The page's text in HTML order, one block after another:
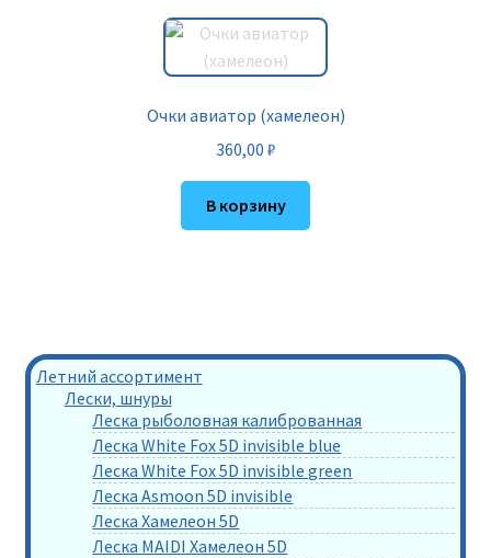
Очки авиатор (хамелеон)
360,00 ₽
В корзину
Летний ассортимент
Лески, шнуры
Леска рыболовная калиброванная
Леска White Fox 5D invisible blue
Леска White Fox 5D invisible green
Леска Asmoon 5D invisible
Леска Хамелеон 5D
Леска MAIDI Хамелеон 5D